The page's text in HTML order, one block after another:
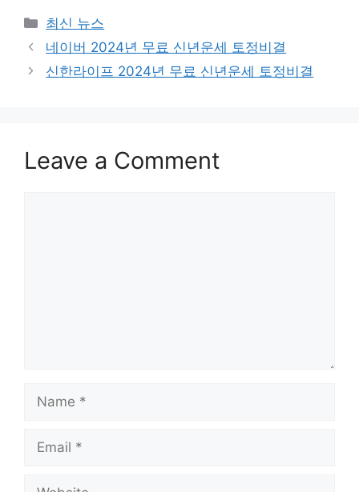
Categories
최신 뉴스
Post
navigation
네이버 2024년 무료 신년운세 토정비결
신한라이프 2024년 무료 신년운세 토정비결
Leave a Comment
Name
Email
Website